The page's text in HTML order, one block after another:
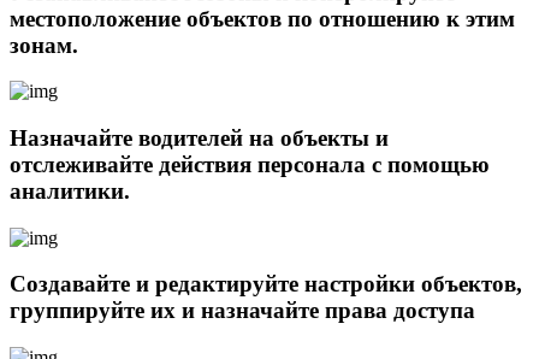
местоположение объектов по отношению к этим
зонам.
Назначайте водителей на объекты и
отслеживайте действия персонала с помощью
аналитики.
Создавайте и редактируйте настройки объектов,
группируйте их и назначайте права доступа